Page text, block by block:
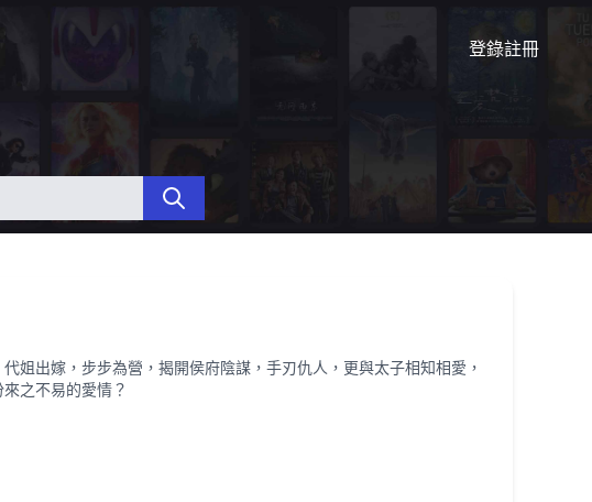
登錄註冊
姐出嫁，步步為營，揭開侯府陰謀，手刃仇人，更與太子相知相愛，
之不易的愛情？